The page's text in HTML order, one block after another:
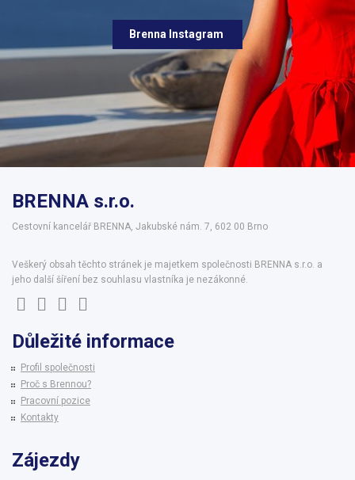
Brenna Instagram
BRENNA s.r.o.
Cestovní kancelář BRENNA, Jakubské nám. 7, 602 00 Brno
Veškerý obsah těchto stránek je majetkem společnosti BRENNA s.r.o. a
jeho další šíření bez souhlasu vlastníka je nezákonné.
Důležité informace
Profil společnosti
Proč s Brennou?
Pracovní pozice
Kontakty
Zájezdy